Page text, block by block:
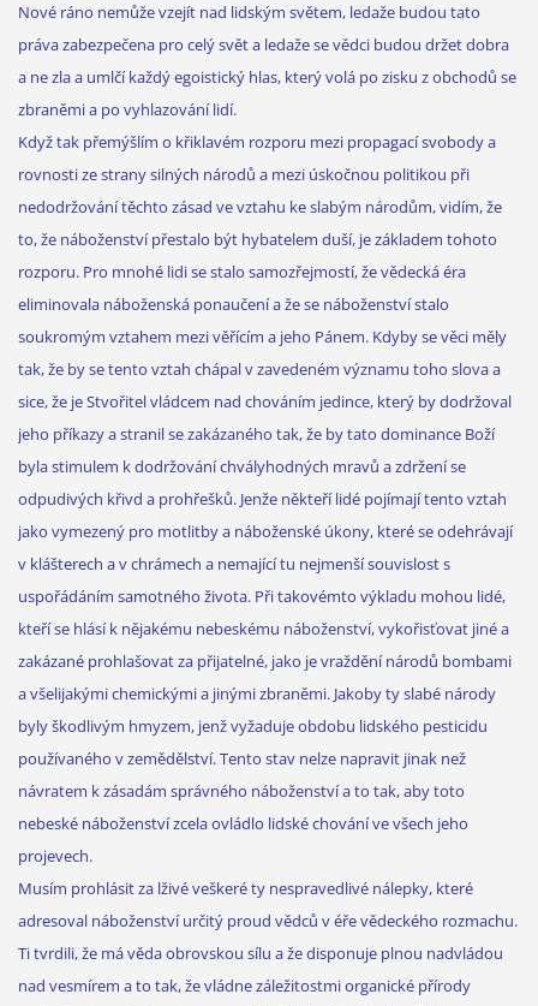
Nové ráno nemůže vzejít nad lidským světem, ledaže budou tato
práva zabezpečena pro celý svět a ledaže se vědci budou držet dobra
a ne zla a umlčí každý egoistický hlas, který volá po zisku z obchodů se
zbraněmi a po vyhlazování lidí.
Když tak přemýšlím o křiklavém rozporu mezi propagací svobody a
rovnosti ze strany silných národů a mezi úskočnou politikou při
nedodržování těchto zásad ve vztahu ke slabým národům, vidím, že
to, že náboženství přestalo být hybatelem duší, je základem tohoto
rozporu. Pro mnohé lidi se stalo samozřejmostí, že vědecká éra
eliminovala náboženská ponaučení a že se náboženství stalo
soukromým vztahem mezi věřícím a jeho Pánem. Kdyby se věci měly
tak, že by se tento vztah chápal v zavedeném významu toho slova a
sice, že je Stvořitel vládcem nad chováním jedince, který by dodržoval
jeho příkazy a stranil se zakázaného tak, že by tato dominance Boží
byla stimulem k dodržování chvályhodných mravů a zdržení se
odpudivých křivd a prohřešků. Jenže někteří lidé pojímají tento vztah
jako vymezený pro motlitby a náboženské úkony, které se odehrávají
v klášterech a v chrámech a nemající tu nejmenší souvislost s
uspořádáním samotného života. Při takovémto výkladu mohou lidé,
kteří se hlásí k nějakému nebeskému náboženství, vykořisťovat jiné a
zakázané prohlašovat za přijatelné, jako je vraždění národů bombami
a všelijakými chemickými a jinými zbraněmi. Jakoby ty slabé národy
byly škodlivým hmyzem, jenž vyžaduje obdobu lidského pesticidu
používaného v zemědělství. Tento stav nelze napravit jinak než
návratem k zásadám správného náboženství a to tak, aby toto
nebeské náboženství zcela ovládlo lidské chování ve všech jeho
projevech.
Musím prohlásit za lživé veškeré ty nespravedlivé nálepky, které
adresoval náboženství určitý proud vědců v éře vědeckého rozmachu.
Ti tvrdili, že má věda obrovskou sílu a že disponuje plnou nadvládou
nad vesmírem a to tak, že vládne záležitostmi organické přírody